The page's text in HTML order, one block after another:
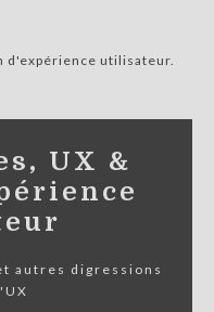
d'expérience utilisateur
UX &
autres digressions